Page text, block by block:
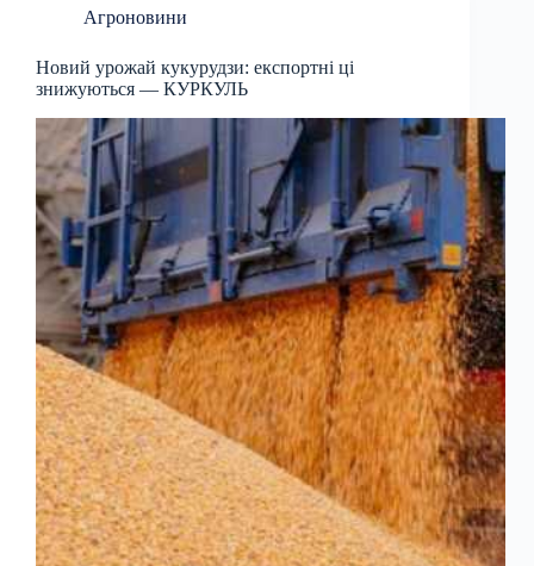
Агроновини
Новий урожай кукурудзи: експортні ці
знижуються — КУРКУЛЬ